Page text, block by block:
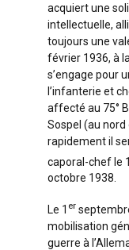
acquiert une
intellectuelle,
toujours une
février 1936, à
s’engage pour
l’infanterie et
affecté au 75°
Sospel (au
rapidement il
caporal-chef le 1
octobre 1938.
Le 1 er
mobilisation
guerre à